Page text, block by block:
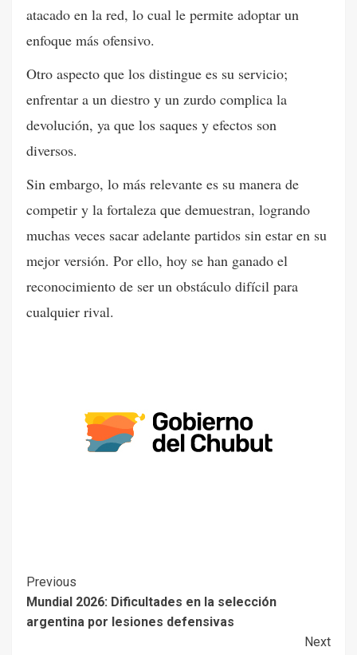
atacado en la red, lo cual le permite adoptar un
enfoque más ofensivo.
Otro aspecto que los distingue es su servicio;
enfrentar a un diestro y un zurdo complica la
devolución, ya que los saques y efectos son
diversos.
Sin embargo, lo más relevante es su manera de
competir y la fortaleza que demuestran, logrando
muchas veces sacar adelante partidos sin estar en su
mejor versión. Por ello, hoy se han ganado el
reconocimiento de ser un obstáculo difícil para
cualquier rival.
Previous
Mundial 2026: Dificultades en la selección
argentina por lesiones defensivas
Next